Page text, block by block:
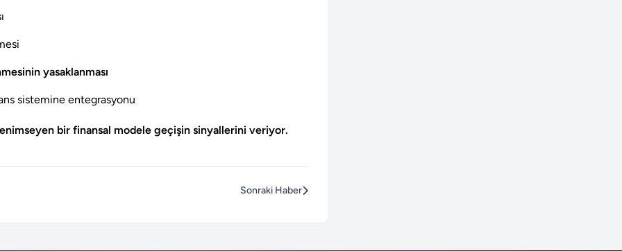
yasaklanması
sistemine entegrasyonu
bir finansal modele geçişin sinyallerini veriyor.
Sonraki Haber